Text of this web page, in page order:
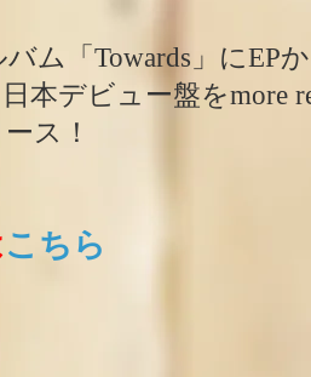
ム「Towards」にEP
本デビュー盤をmore
ス！
こちら